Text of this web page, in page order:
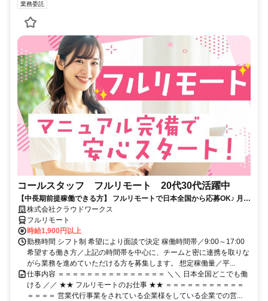
業務委託
コールスタッフ フルリモート 20代30代活躍中
【中長期前提稼働できる方】 フルリモートで日本全国から応募OK♪ 月稼
働80時間で安定収入！
株式会社クラウドワークス
フルリモート
時給1,900円以上
勤務時間 シフト制 希望により面談で決定 稼働時間帯／9:00～17:00
希望する働き方／上記の時間帯を中心に、チームと密に連携を取りな
がら業務を進めていただける方を募集します。 想定稼働量／平...
仕事内容 ＝＝＝＝＝＝＝＝＝＝＝＝＝＝＝ ＼＼ 日本全国どこでも働
ける ／／ ★★ フルリモートのお仕事 ★★ ＝＝＝＝＝＝＝＝＝＝＝
＝＝＝＝ 営業代行事業をされている企業様をしている企業での営...